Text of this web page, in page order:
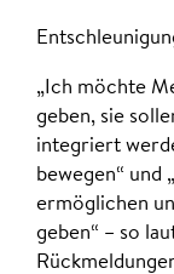
„Ich möchte
geben, sie
integriert
bewegen“ und
ermöglichen
geben“ – so